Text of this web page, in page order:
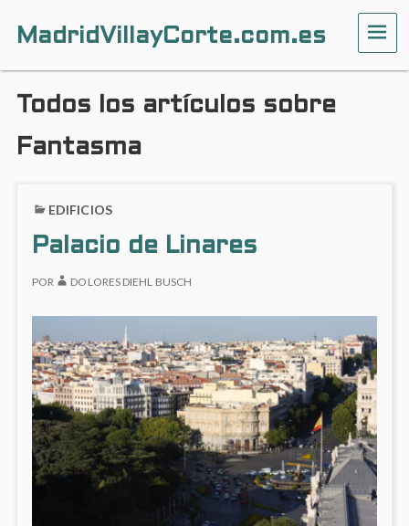
MadridVillayCorte.com.es
Todos los artículos sobre
Fantasma
EDIFICIOS
Palacio de Linares
POR DOLORES DIEHL BUSCH